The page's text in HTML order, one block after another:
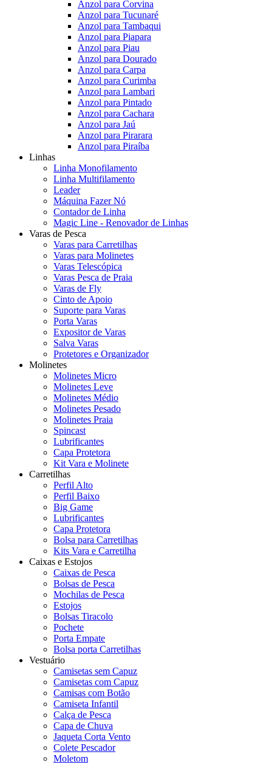
Anzol para Corvina
Anzol para Tucunaré
Anzol para Tambaqui
Anzol para Piapara
Anzol para Piau
Anzol para Dourado
Anzol para Carpa
Anzol para Curimba
Anzol para Lambari
Anzol para Pintado
Anzol para Cachara
Anzol para Jaú
Anzol para Pirarara
Anzol para Piraíba
Linhas
Linha Monofilamento
Linha Multifilamento
Leader
Máquina Fazer Nó
Contador de Linha
Magic Line - Renovador de Linhas
Varas de Pesca
Varas para Carretilhas
Varas para Molinetes
Varas Telescópica
Varas Pesca de Praia
Varas de Fly
Cinto de Apoio
Suporte para Varas
Porta Varas
Expositor de Varas
Salva Varas
Protetores e Organizador
Molinetes
Molinetes Micro
Molinetes Leve
Molinetes Médio
Molinetes Pesado
Molinetes Praia
Spincast
Lubrificantes
Capa Protetora
Kit Vara e Molinete
Carretilhas
Perfil Alto
Perfil Baixo
Big Game
Lubrificantes
Capa Protetora
Bolsa para Carretilhas
Kits Vara e Carretilha
Caixas e Estojos
Caixas de Pesca
Bolsas de Pesca
Mochilas de Pesca
Estojos
Bolsas Tiracolo
Pochete
Porta Empate
Bolsa porta Carretilhas
Vestuário
Camisetas sem Capuz
Camisetas com Capuz
Camisas com Botão
Camiseta Infantil
Calça de Pesca
Capa de Chuva
Jaqueta Corta Vento
Colete Pescador
Moletom